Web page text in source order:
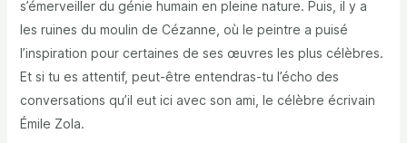
s’émerveiller du génie humain en pleine nature. Puis, il y a
les ruines du moulin de Cézanne, où le peintre a puisé
l’inspiration pour certaines de ses œuvres les plus célèbres.
Et si tu es attentif, peut-être entendras-tu l’écho des
conversations qu’il eut ici avec son ami, le célèbre écrivain
Émile Zola.